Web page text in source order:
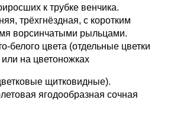
к трубке венчика.
трёхгнёздная, с коротким
ворсинчатыми рыльцами.
белого цвета (отдельные цветки
на цветоножках
щитковидные).
ягодообразная сочная